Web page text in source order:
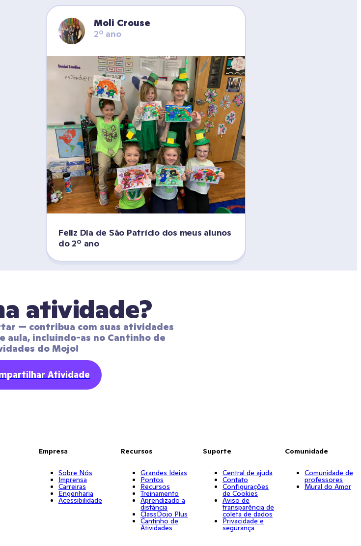
Moli Crouse
2º ano
Feliz Dia de São Patrício dos meus alunos
do 2º ano
atividade?
— contribua com suas atividades
aula, incluindo-as no Cantinho de
do Mojo!
Atividade
Empresa
Sobre Nós
Imprensa
Carreiras
Engenharia
Acessibilidade
Recursos
Grandes Ideias
Pontos
Recursos
Treinamento
Aprendizado a
distância
ClassDojo Plus
Cantinho de
Atividades
Suporte
Central de ajuda
Contato
Configurações
de Cookies
Aviso de
transparência de
coleta de dados
Privacidade e
segurança
Comunidade
Comunidade de
professores
Mural do Amor